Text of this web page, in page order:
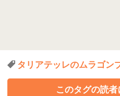
タリアテッレのムラゴン
このタグの読